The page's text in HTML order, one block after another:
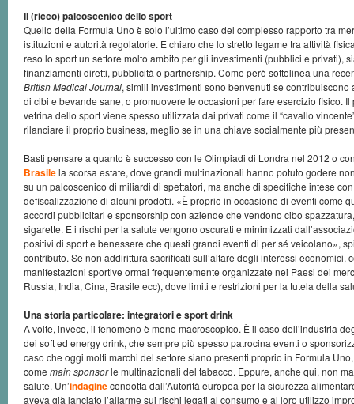
Il (ricco) palcoscenico dello sport
Quello della Formula Uno è solo l’ultimo caso del complesso rapporto tra
istituzioni e autorità regolatorie. È chiaro che lo stretto legame tra attività
reso lo sport un settore molto ambito per gli investimenti (pubblici e privati),
finanziamenti diretti, pubblicità o partnership. Come però sottolinea una
British Medical Journal, simili investimenti sono benvenuti se
di cibi e bevande sane, o promuovere le occasioni per fare esercizio fisico.
vetrina dello sport viene spesso utilizzata dai privati come il “cavallo
rilanciare il proprio business, meglio se in una chiave socialmente più
Basti pensare a quanto è successo con le Olimpiadi di Londra nel 2012 o
Brasilela scorsa estate, dove grandi multinazionali hanno potuto godere
su un palcoscenico di miliardi di spettatori, ma anche di specifiche intese
defiscalizzazione di alcuni prodotti. «È proprio in occasione di eventi come
accordi pubblicitari e sponsorship con aziende che vendono cibo
sigarette. E i rischi per la salute vengono oscurati e minimizzati
positivi di sport e benessere che questi grandi eventi di per sé veicolano»,
contributo. Se non addirittura sacrificati sull’altare degli interessi economici,
manifestazioni sportive ormai frequentemente organizzate nei Paesi dei
Russia, India, Cina, Brasile ecc), dove limiti e restrizioni per la tutela della
Una storia particolare: integratori e sport drink
A volte, invece, il fenomeno è meno macroscopico. È il caso dell’industria
dei soft ed energy drink, che sempre più spesso patrocina eventi o
caso che oggi molti marchi del settore siano presenti proprio in Formula
come main sponsorle multinazionali del tabacco. Eppure, anche qui, non
salute. Un’indaginecondotta dall’Autorità europea per la sicurezza
aveva già lanciato l’allarme sui rischi legati al consumo e al loro utilizzo